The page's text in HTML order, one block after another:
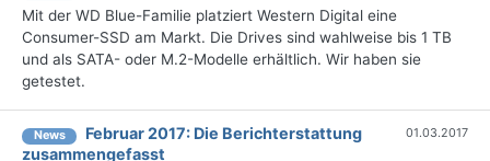
Mit der WD Blue-Familie platziert Western Digital eine
Consumer-SSD am Markt. Die Drives sind wahlweise bis 1 TB
und als SATA- oder M.2-Modelle erhältlich. Wir haben sie
getestet.
News
Februar 2017: Die Berichterstattung
zusammengefasst
01.03.2017